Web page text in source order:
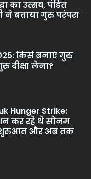
का उत्सव, पंडित
ने बताया गुरु परंपरा
किसे बनाएं गुरु
दीक्षा लेना?
Hunger Strike:
कर रहे थे सोनम
शुरुआत और अब तक